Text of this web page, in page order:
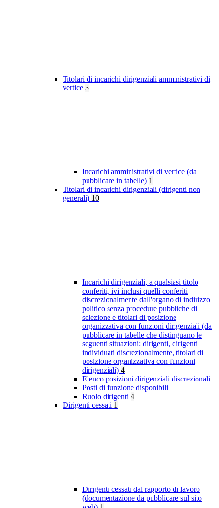
Titolari di incarichi dirigenziali amministrativi di
vertice 3
Incarichi amministrativi di vertice (da
pubblicare in tabelle) 1
Titolari di incarichi dirigenziali (dirigenti non
generali) 10
Incarichi dirigenziali, a qualsiasi titolo
conferiti, ivi inclusi quelli conferiti
discrezionalmente dall'organo di indirizzo
politico senza procedure pubbliche di
selezione e titolari di posizione
organizzativa con funzioni dirigenziali (da
pubblicare in tabelle che distinguano le
seguenti situazioni: dirigenti, dirigenti
individuati discrezionalmente, titolari di
posizione organizzativa con funzioni
dirigenziali) 4
Elenco posizioni dirigenziali discrezionali
Posti di funzione disponibili
Ruolo dirigenti 4
Dirigenti cessati 1
Dirigenti cessati dal rapporto di lavoro
(documentazione da pubblicare sul sito